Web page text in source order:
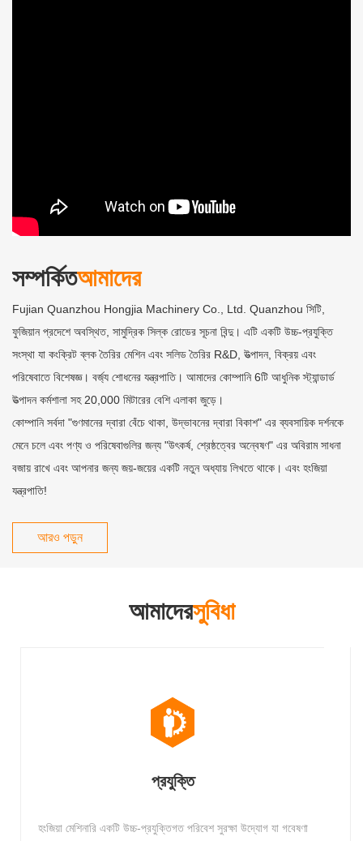
সম্পর্কিতআমাদের
Fujian Quanzhou Hongjia Machinery Co., Ltd. Quanzhou সিটি,
ফুজিয়ান প্রদেশে অবস্থিত, সামুদ্রিক সিল্ক রোডের সূচনা বিন্দু। এটি একটি উচ্চ-প্রযুক্তি
সংস্থা যা কংক্রিট ব্লক তৈরির মেশিন এবং সলিড তৈরির R&D, উত্পাদন, বিক্রয় এবং
পরিষেবাতে বিশেষজ্ঞ। বর্জ্য শোধনের যন্ত্রপাতি। আমাদের কোম্পানি 6টি আধুনিক স্ট্যান্ডার্ড
উত্পাদন কর্মশালা সহ 20,000 মিটারের বেশি এলাকা জুড়ে।
কোম্পানি সর্বদা "গুণমানের দ্বারা বেঁচে থাকা, উদ্ভাবনের দ্বারা বিকাশ" এর ব্যবসায়িক দর্শনকে
মেনে চলে এবং পণ্য ও পরিষেবাগুলির জন্য "উৎকর্ষ, শ্রেষ্ঠত্বের অন্বেষণ" এর অবিরাম সাধনা
বজায় রাখে এবং আপনার জন্য জয়-জয়ের একটি নতুন অধ্যায় লিখতে থাকে। এবং হংজিয়া
যন্ত্রপাতি!
আরও পড়ুন
আমাদেরসুবিধা
প্রযুক্তি
হংজিয়া মেশিনারি একটি উচ্চ-প্রযুক্তিগত পরিবেশ সুরক্ষা উদ্যোগ যা গবেষণা